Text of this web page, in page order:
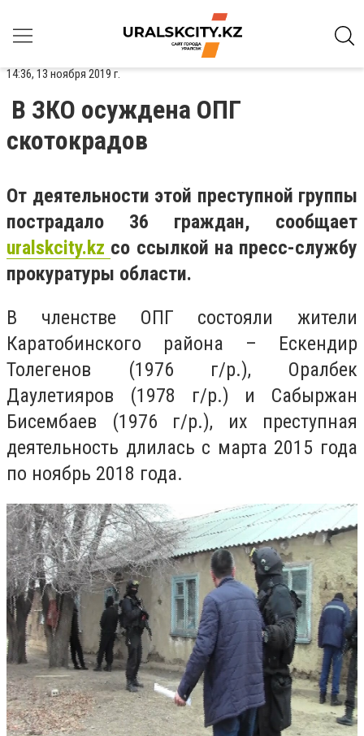
14:36, 13 ноября 2019 г.
В ЗКО осуждена ОПГ
скотокрадов
От деятельности этой преступной группы
пострадало 36 граждан, сообщает
uralskcity.kz со ссылкой на пресс-службу
прокуратуры области.
В членстве ОПГ состояли жители
Каратобинского района – Ескендир
Толегенов (1976 г/р.), Оралбек
Даулетияров (1978 г/р.) и Сабыржан
Бисембаев (1976 г/р.), их преступная
деятельность длилась с марта 2015 года
по ноябрь 2018 года.